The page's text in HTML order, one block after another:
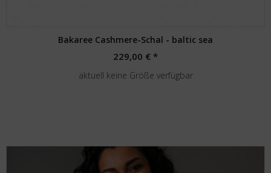
Bakaree Cashmere-Schal - baltic sea
229,00 € *
aktuell keine Größe verfügbar